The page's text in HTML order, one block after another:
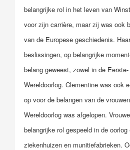
belangrijke rol in het leven van
voor zijn carrière, maar zij was ook
van de Europese geschiedenis.
beslissingen, op belangrijke
belang geweest, zowel in de
Wereldoorlog. Clementine was ook
op voor de belangen van de
Wereldoorlog was afgelopen.
belangrijke rol gespeeld in de
ziekenhuizen en munitiefabrieken.